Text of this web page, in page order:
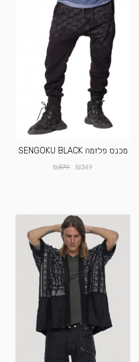
מכנס פלזמה SENGOKU BLACK
₪349
₪379